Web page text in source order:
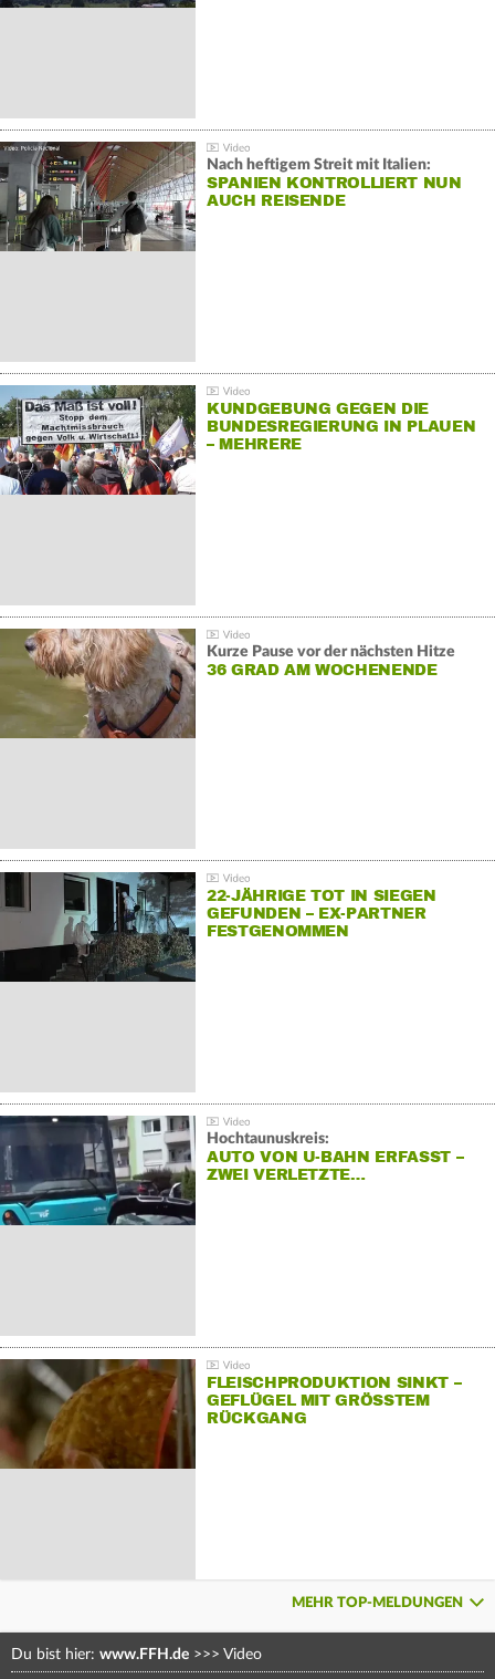
Nach heftigem Streit mit Italien:
SPANIEN KONTROLLIERT NUN
AUCH REISENDE
KUNDGEBUNG GEGEN DIE
BUNDESREGIERUNG IN PLAUEN
– MEHRERE
Kurze Pause vor der nächsten Hitze
36 GRAD AM WOCHENENDE
22-JÄHRIGE TOT IN SIEGEN
GEFUNDEN – EX-PARTNER
FESTGENOMMEN
Hochtaunuskreis:
AUTO VON U-BAHN ERFASST –
ZWEI VERLETZTE…
FLEISCHPRODUKTION SINKT –
GEFLÜGEL MIT GRÖSSTEM R
ÜCKGANG
MEHR TOP-MELDUNGEN
Du bist hier: www.FFH.de >>> Video